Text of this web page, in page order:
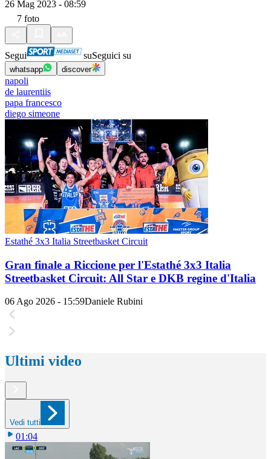
26 Mag 2023 - 08:59
7 foto
Segui suSeguici su
whatsapp discover
napoli
de laurentiis
papa francesco
diego simeone
Estathé 3x3 Italia Streetbasket Circuit
Gran finale a Riccione per l'Estathé 3x3 Italia
Streetbasket Circuit: All Star e DKB regine d'Italia
06 Ago 2026 - 15:59Daniele Rubini
Ultimi video
Vedi tutti
01:04